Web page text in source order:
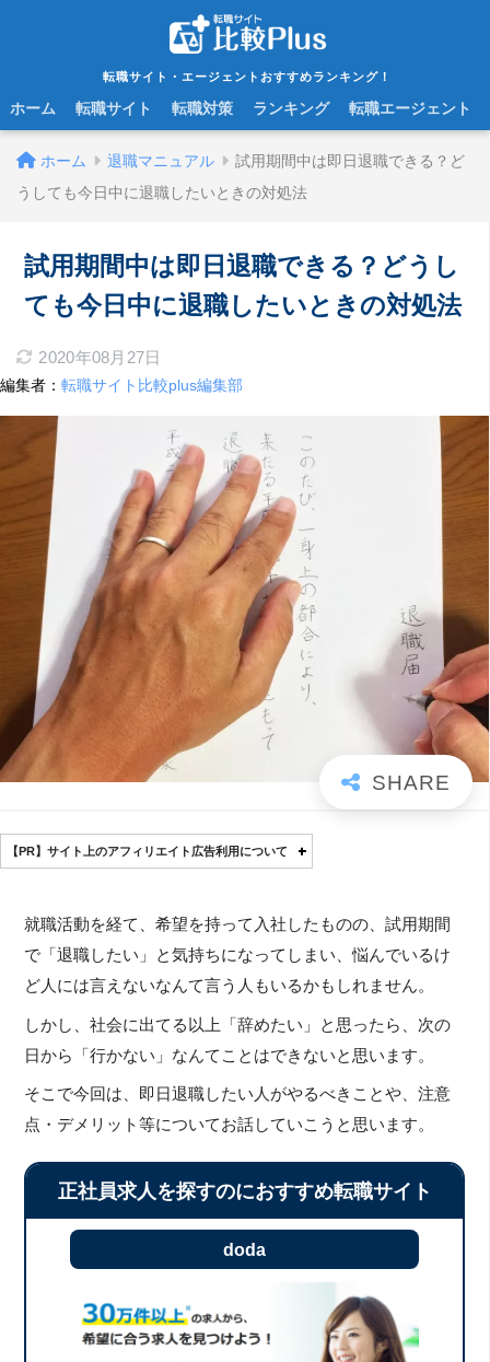
転職サイト・エージェントおすすめランキング！
ホーム 転職サイト 転職対策 ランキング 転職エージェント
ホーム 退職マニュアル
試用期間中は即日退職できる？ど
うしても今日中に退職したいときの対処法
試用期間中は即日退職できる？どうし
ても今日中に退職したいときの対処法
2020年08月27日
編集者： 転職サイト比較plus編集部
【PR】サイト上のアフィリエイト広告利用について
就職活動を経て、希望を持って入社したものの、試用期間
で「退職したい」と気持ちになってしまい、悩んでいるけ
ど人には言えないなんて言う人もいるかもしれません。
しかし、社会に出てる以上「辞めたい」と思ったら、次の
日から「行かない」なんてことはできないと思います。
そこで今回は、即日退職したい人がやるべきことや、注意
点・デメリット等についてお話していこうと思います。
正社員求人を探すのにおすすめ転職サイト
doda